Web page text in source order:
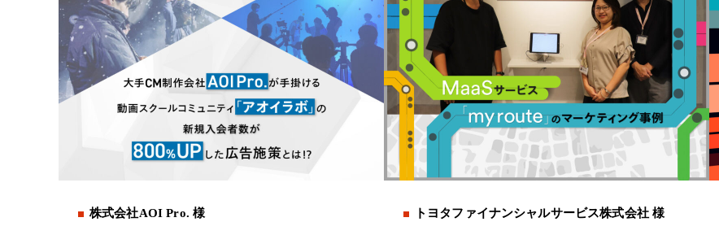
株式会社AOI Pro. 様 トヨタファイナンシャルサービス株式会社 様